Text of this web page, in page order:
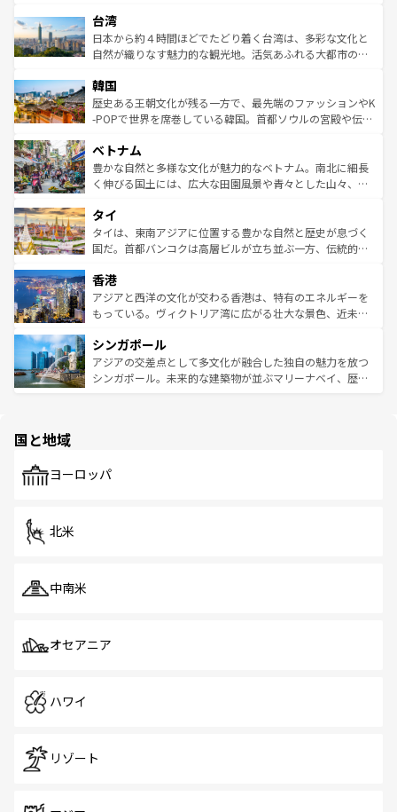
ならではの贅沢な旅のスタイルだ。 なお、新着のアメリカ
情報はコンテンツ一覧を参照してほしい。
れるおもてなしの心で訪れる人々を迎えてくれるハワイの
人々、おいしいローカルフードやハワイアンミュージッ
ク、伝統的なフラダンスなど、すべてがハワイの魅力を彩
ワイを、存分に味わってほしい。 なお、新着のハワイ情報
はコンテンツ一覧を参照してほしい。
リアリーフや大陸中央部にそびえるウルル（エアーズロッ
ク）、タスマニアの美しい原生林やケアンズの熱帯雨林な
ど、見どころがたくさん。また、カフェやワイン、オージ
いる。アクティビティも充実しており、サーフィンやダイ
ビング、ハイキングなど、アウトドア好きにはたまらな
い。オーストラリアの多彩な魅力を存分に味わいつくそ
参照してほしい。
台湾
日本から約４時間ほどでたどり着く台湾は、多彩な文化と
自然が織りなす魅力的な観光地。活気あふれる大都市の台
ン）、静ひつな山岳地帯である台湾東部など、都市の喧騒
と山間の静けさが共存しており、訪れる人に新しい発見と
驚きをもたらしてくれる。また、奥深い台湾の食文化も魅
容にもいいと評判のスイーツなど、バラエティ豊かな料理
が味わえる。 なお、新着の台湾情報は コンテンツ一覧を参
照してほしい。
韓国
歴史ある王朝文化が残る一方で、最先端のファッションやK
-POPで世界を席巻している韓国。首都ソウルの宮殿や伝統
き、地方に足を延ばせば四季折々の自然美を楽しむことが
できる。そして、キムチや焼肉、絶品のストリートフード
まで、さまざまな韓国料理が待っている。夜には、韓国な
リティに包まれながら、韓国の多彩な魅力を心ゆくまで味
わってみてほしい。 なお、新着の韓国情報はコンテンツ一
覧を参照してほしい。
ベトナム
豊かな自然と多様な文化が魅力的なベトナム。南北に細長
く伸びる国土には、広大な田園風景や青々とした山々、世
急速な発展と共に伝統が息づく。ハノイの古い町並みやホ
ーチミン市のフランス統治時代の建物も、独特の雰囲気を
醸し出している。また、バラエティの豊かさとおいしさで
とつ。フォーやバインミー、ベトナムコーヒーなどは、ぜ
ひ現地で味わいたい。どの地域を訪れてもあたたかい人々
が旅行者を迎えてくれるので、きっと忘れられない旅にな
参照してほしい。
タイ
タイは、東南アジアに位置する豊かな自然と歴史が息づく
国だ。首都バンコクは高層ビルが立ち並ぶ一方、伝統的な
の活気が交差している。北部ではチェンマイなどの山岳地
帯で自然と触れ合い、南部ではプーケットやクラビの美し
いビーチでリゾート気分を楽しむことができる。タイ料理
激する。気候は一年中温暖で、どの季節にも異なる楽しみ
が待っている。親しみやすいタイの人々、仏教を中心とし
た文化、そして多様な観光資源が、訪れる旅人を魅了し続
香港
アジアと西洋の文化が交わる香港は、特有のエネルギーを
もっている。ヴィクトリア湾に広がる壮大な景色、近未来
み、どこを訪れても感動するはず。観光スポットが密集し
ており、効率よく見どころを回れるのも魅力。息をのむよ
うな絶景から文化的な体験まで、香港を存分に楽しみ尽く
シンガポール
アジアの交差点として多文化が融合した独自の魅力を放つ
シンガポール。未来的な建築物が並ぶマリーナベイ、歴史
で、ホーカーズは地元の風情を楽しめる外せないスポット
国と地域
ヨーロッパ
北米
中南米
オセアニア
ハワイ
リゾート